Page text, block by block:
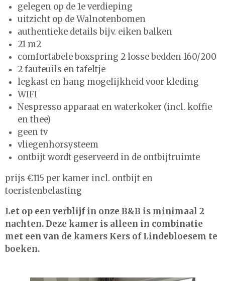
gelegen op de 1e verdieping
uitzicht op de Walnotenbomen
authentieke details bijv. eiken balken
21 m2
comfortabele boxspring 2 losse bedden 160/200
2 fauteuils en tafeltje
legkast en hang mogelijkheid voor kleding
WIFI
Nespresso apparaat en waterkoker (incl. koffie
en thee)
geen tv
vliegenhorsysteem
ontbijt wordt geserveerd in de ontbijtruimte
prijs €115 per kamer incl. ontbijt en
toeristenbelasting
Let op een verblijf in onze B&B is minimaal 2
nachten. Deze kamer is alleen in combinatie
met een van de kamers Kers of Lindebloesem te
boeken.